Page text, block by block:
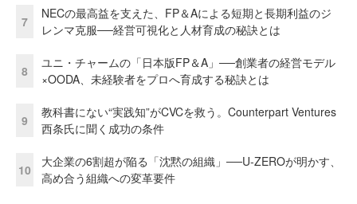
7
NECの最高益を支えた、FP＆Aによる短期と長期利益のジ
レンマ克服──経営可視化と人材育成の秘訣とは
8
ユニ・チャームの「日本版FP＆A」──創業者の経営モデル
×OODA、未経験者をプロへ育成する秘訣とは
9
教科書にない“実践知”がCVCを救う。Counterpart Ventures
西条氏に聞く成功の条件
10
大企業の6割超が陥る「沈黙の組織」──U-ZEROが明かす、
高め合う組織への変革要件